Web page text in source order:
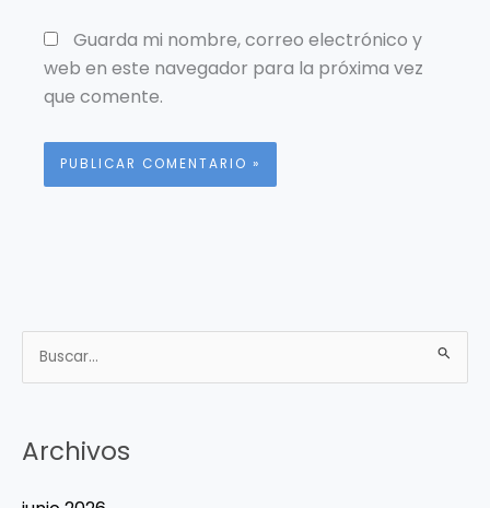
Guarda mi nombre, correo electrónico y
web en este navegador para la próxima vez
que comente.
Buscar
por:
Archivos